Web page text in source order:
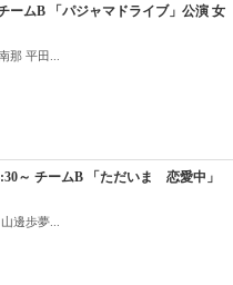
ームB 「パジャマドライブ」公演 女
那 平田...
～ チームB 「ただいま 恋愛中」
邊歩夢...